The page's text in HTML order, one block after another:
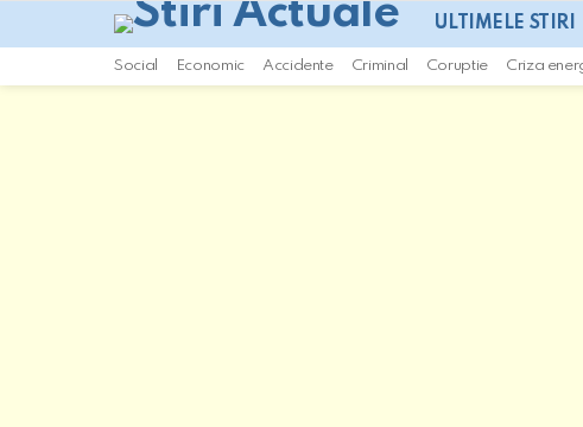
ULTIMELE STIRI
Social Economic Accidente Criminal Coruptie Criza